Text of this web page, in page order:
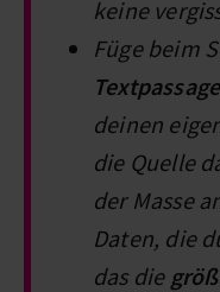
keine
Füge beim
deinen
die Quelle
der Masse
Daten, die
das die